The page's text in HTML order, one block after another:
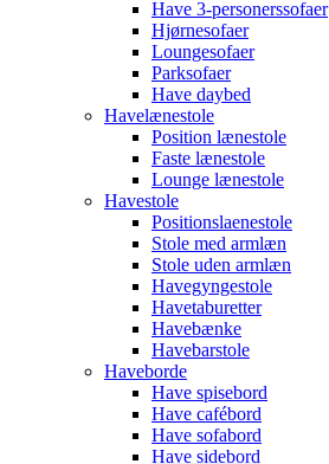
Have 3-personerssofaer
Hjørnesofaer
Loungesofaer
Parksofaer
Have daybed
Havelænestole
Position lænestole
Faste lænestole
Lounge lænestole
Havestole
Positionslaenestole
Stole med armlæn
Stole uden armlæn
Havegyngestole
Havetaburetter
Havebænke
Havebarstole
Haveborde
Have spisebord
Have cafébord
Have sofabord
Have sidebord